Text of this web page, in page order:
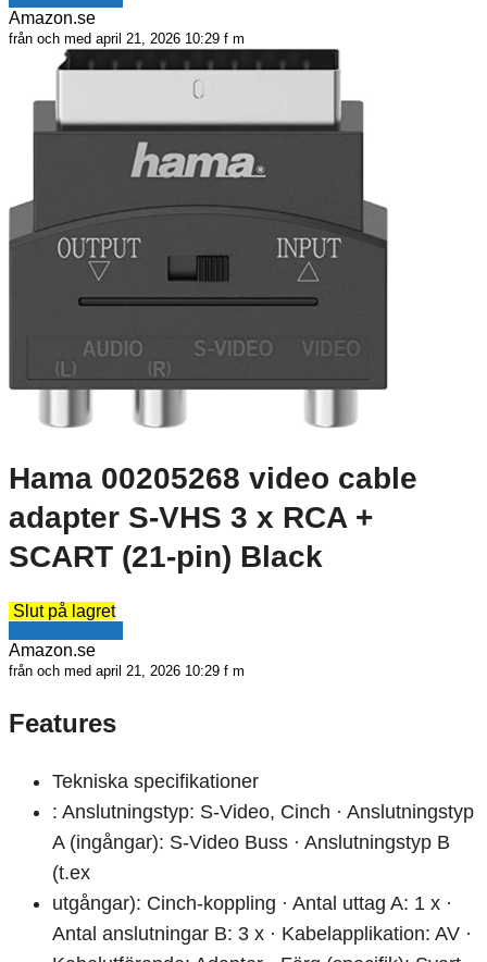
Amazon.se
från och med april 21, 2026 10:29 f m
Hama 00205268 video cable
adapter S-VHS 3 x RCA +
SCART (21-pin) Black
Slut på lagret
Amazon.se
från och med april 21, 2026 10:29 f m
Features
Tekniska specifikationer
: Anslutningstyp: S-Video, Cinch · Anslutningstyp
A (ingångar): S-Video Buss · Anslutningstyp B
(t.ex
utgångar): Cinch-koppling · Antal uttag A: 1 x ·
Antal anslutningar B: 3 x · Kabelapplikation: AV ·